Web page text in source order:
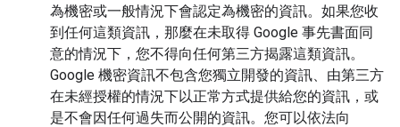
為機密或一般情況下會認定為機密的資訊。如果您收
到任何這類資訊，那麼在未取得 Google 事先書面同
意的情況下，您不得向任何第三方揭露這類資訊。
Google 機密資訊不包含您獨立開發的資訊、由第三方
在未經授權的情況下以正常方式提供給您的資訊，或
是不會因任何過失而公開的資訊。您可以依法向